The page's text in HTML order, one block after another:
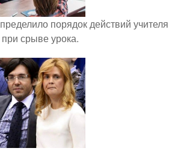
порядок действий учителя
при срыве урока.